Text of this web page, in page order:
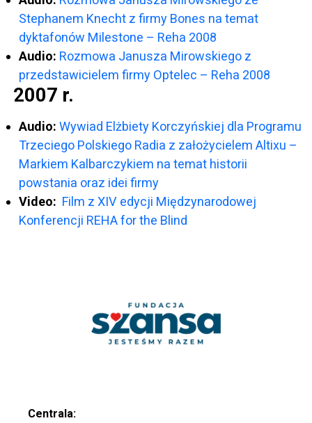
Stephanem Knecht z firmy Bones na temat
dyktafonów Milestone – Reha 2008
Audio: Rozmowa Janusza Mirowskiego z
przedstawicielem firmy Optelec – Reha 2008
2007 r.
Audio: Wywiad Elżbiety Korczyńskiej dla Programu
Trzeciego Polskiego Radia z założycielem Altixu –
Markiem Kalbarczykiem na temat historii
powstania oraz idei firmy
Video: Film z XIV edycji Międzynarodowej
Konferencji REHA for the Blind
Centrala: